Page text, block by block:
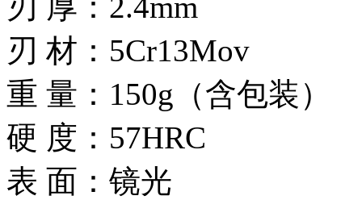
刃 厚：2.4mm
刃 材：5Cr13Mov
重 量：150g（含包装）
硬 度：57HRC
表 面：镜光